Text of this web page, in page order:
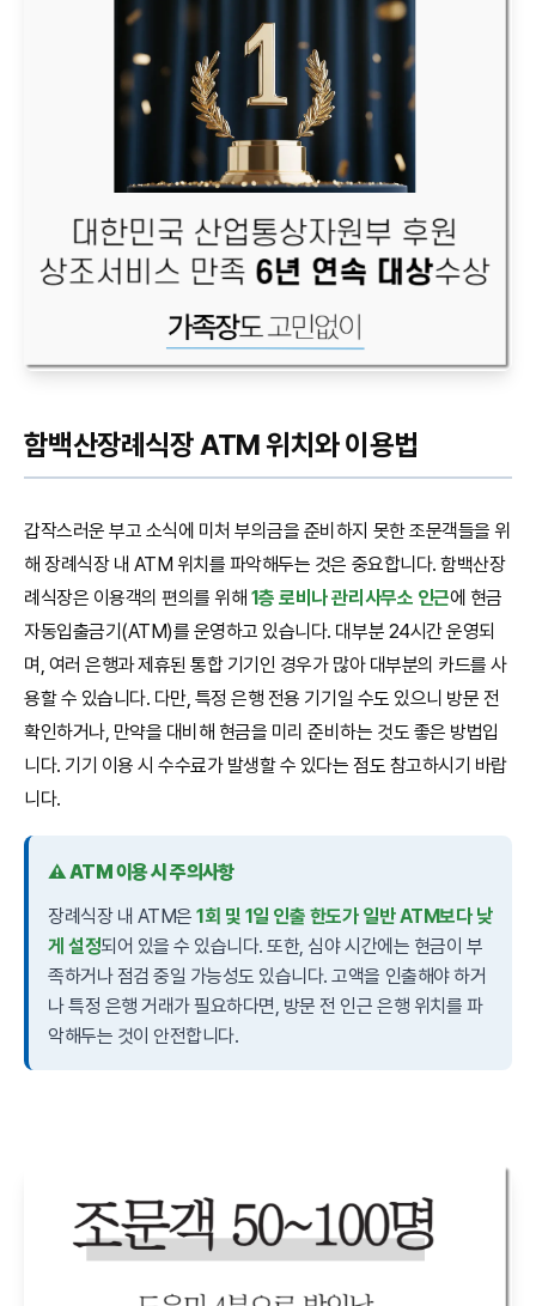
함백산장례식장 ATM 위치와 이용법
갑작스러운 부고 소식에 미처 부의금을 준비하지 못한 조문객들을 위
해 장례식장 내 ATM 위치를 파악해두는 것은 중요합니다. 함백산장
례식장은 이용객의 편의를 위해 1층 로비나 관리사무소 인근에 현금
자동입출금기(ATM)를 운영하고 있습니다. 대부분 24시간 운영되
며, 여러 은행과 제휴된 통합 기기인 경우가 많아 대부분의 카드를 사
용할 수 있습니다. 다만, 특정 은행 전용 기기일 수도 있으니 방문 전
확인하거나, 만약을 대비해 현금을 미리 준비하는 것도 좋은 방법입
니다. 기기 이용 시 수수료가 발생할 수 있다는 점도 참고하시기 바랍
니다.
⚠️ ATM 이용 시 주의사항
장례식장 내 ATM은1회 및 1일 인출 한도가 일반 ATM보다 낮
게 설정되어 있을 수 있습니다. 또한, 심야 시간에는 현금이 부
족하거나 점검 중일 가능성도 있습니다. 고액을 인출해야 하거
나 특정 은행 거래가 필요하다면, 방문 전 인근 은행 위치를 파
악해두는 것이 안전합니다.